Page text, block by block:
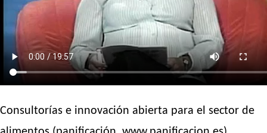
Consultorías e innovación abierta para el sector de